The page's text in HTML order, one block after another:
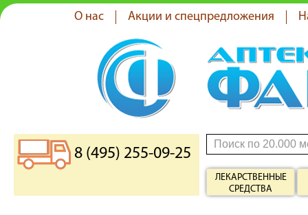
О нас Акции и спецпредложения
8 (495) 255-09-25
ЛЕКАРСТВЕННЫЕ
СРЕДСТВА